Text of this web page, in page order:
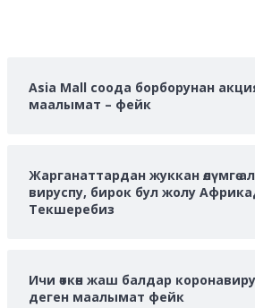
Asia Mall соода борборунан
маалымат – фейк
Жарганаттардан жуккан өлүмгө
вируспу, бирок бул жолу
Текшеребиз
Ичи өткөн жаш балдар
деген маалымат фейк